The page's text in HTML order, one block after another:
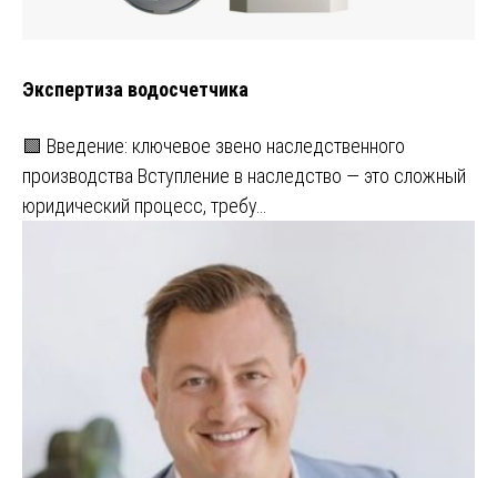
Экспертиза водосчетчика
🟩 Введение: ключевое звено наследственного
производства Вступление в наследство — это сложный
юридический процесс, требу…